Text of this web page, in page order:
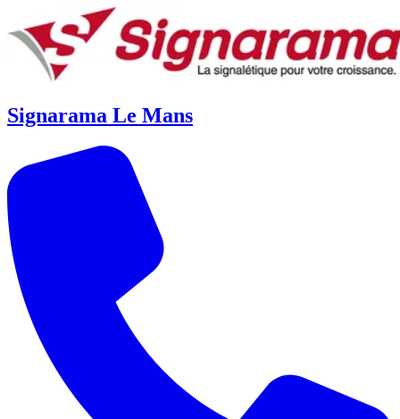
Signarama Le Mans